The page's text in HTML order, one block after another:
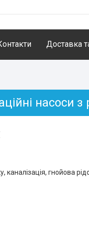
Доставка
насоси
гнойова